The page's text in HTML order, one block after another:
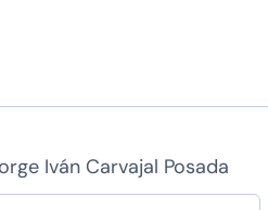
Iván Carvajal Posada